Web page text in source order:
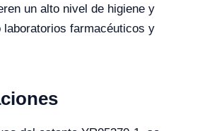
un alto nivel de higiene y
laboratorios farmacéuticos y